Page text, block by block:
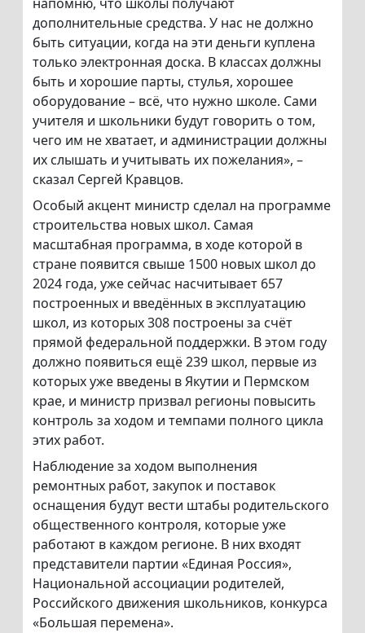
дополнительные средства. У нас не должно
быть ситуации, когда на эти деньги куплена
только электронная доска. В классах должны
быть и хорошие парты, стулья, хорошее
оборудование – всё, что нужно школе. Сами
учителя и школьники будут говорить о том,
чего им не хватает, и администрации должны
их слышать и учитывать их пожелания», –
сказал Сергей Кравцов.
Особый акцент министр сделал на программе
строительства новых школ. Самая
масштабная программа, в ходе которой в
стране появится свыше 1500 новых школ до
2024 года, уже сейчас насчитывает 657
построенных и введённых в эксплуатацию
школ, из которых 308 построены за счёт
прямой федеральной поддержки. В этом году
должно появиться ещё 239 школ, первые из
которых уже введены в Якутии и Пермском
крае, и министр призвал регионы повысить
контроль за ходом и темпами полного цикла
этих работ.
Наблюдение за ходом выполнения
ремонтных работ, закупок и поставок
оснащения будут вести штабы родительского
общественного контроля, которые уже
работают в каждом регионе. В них входят
представители партии «Единая Россия»,
Национальной ассоциации родителей,
Российского движения школьников, конкурса
«Большая перемена».